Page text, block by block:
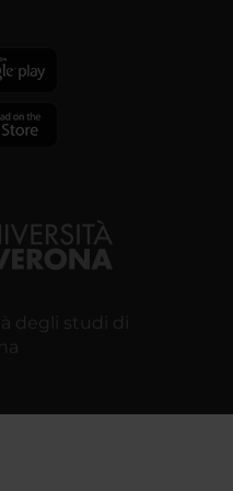
degli studi di